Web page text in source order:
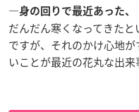
―身の回りで最近あった、
だんだん寒くなってきた
ですが、それのかけ心地
いことが最近の花丸な出来